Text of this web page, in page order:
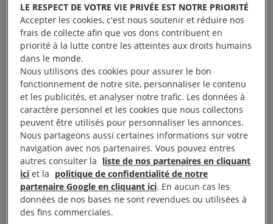
l’intelligence artificielle pour contrôler les
frontières… Ce dispositif inquiétant est financé par
l’Union européenne. BaptiséiBorderCtrl,le projet a
été testé en Hongrie, en Grèce et en Lettonie.
L’idée : remplacer les gardes-frontières par des
logiciels pour réaliser un « premier filtre ». Le
fonctionnement : lorsqu’une personne exilée franchit
une frontière, elle est soumise à un interrogatoire
virtuel qui fonctionne par détecteur de mensonges.
L’algorithme a été développé de façon à évaluer les
moindres détails des expressions via la
reconnaissance faciale : fréquence des clignements
des yeux, direction du regard, changements dans le
LE RESPECT DE VOTRE VIE PRIVÉE EST NOTRE PRIORITÉ
Accepter les cookies, c'est nous soutenir et réduire nos
frais de collecte afin que vos dons contribuent en
priorité à la lutte contre les atteintes aux droits humains
dans le monde.
Nous utilisons des cookies pour assurer le bon
fonctionnement de notre site, personnaliser le contenu
et les publicités, et analyser notre trafic. Les données à
caractère personnel et les cookies que nous collectons
peuvent être utilisés pour personnaliser les annonces.
Nous partageons aussi certaines informations sur votre
navigation avec nos partenaires. Vous pouvez entres
autres consulter la liste de nos partenaires en cliquant
ici et la politique de confidentialité de notre
partenaire Google en cliquant ici. En aucun cas les
données de nos bases ne sont revendues ou utilisées à
des fins commerciales.